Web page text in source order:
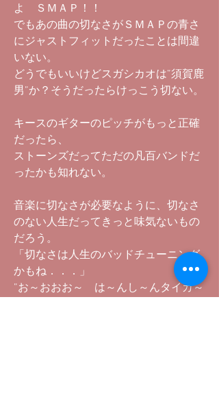
よ ＳＭＡＰ！！
でもあの曲の切なさがＳＭＡＰの青さ
にジャストフィットだったことは間違
いない。
どうでもいいけどスガシカオは”須賀鹿
男”か？そうだったらけっこう切ない。
キースのギターのピッチがもっと正確
だったら、
ストーンズだってただの凡百バンドだ
ったかも知れない。
音楽に切なさが必要なように、切なさ
のない人生だってきっと味気ないもの
だろう。
「切なさは人生のバッドチューニング
かもね．．．」
”お～おおお～ は～んし～んタイガ～